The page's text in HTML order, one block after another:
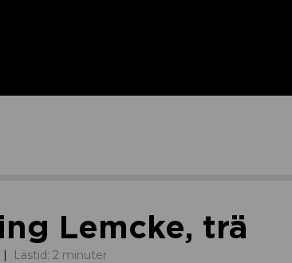
Lemcke, trä
Lästid: 2 minuter